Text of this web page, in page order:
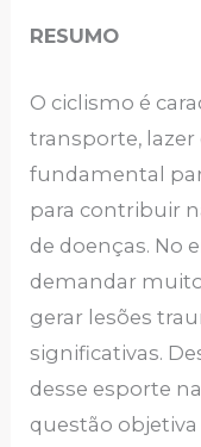
RESUMO
O ciclismo é
transporte, lazer
fundamental
para contribuir
de doenças. No
demandar
gerar lesões
significativas.
desse esporte
questão